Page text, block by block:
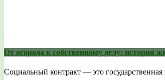
От огорода к собственному делу: история
Социальный контракт — это